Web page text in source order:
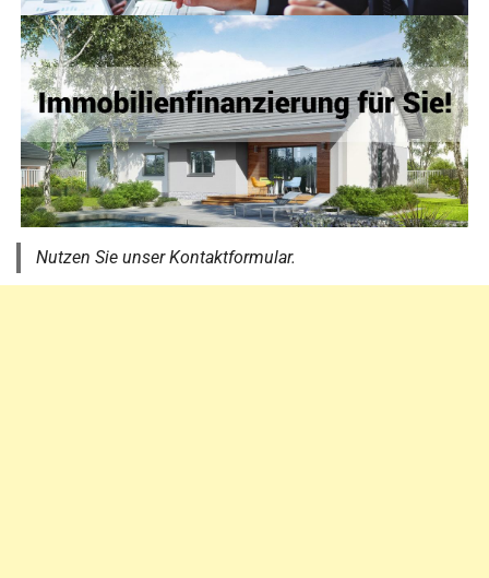
Nutzen Sie unser Kontaktformular.